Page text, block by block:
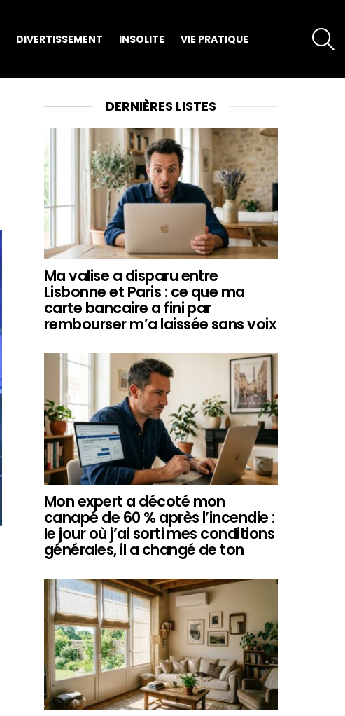
DIVERTISSEMENT INSOLITE VIE PRATIQUE
DERNIÈRES LISTES
Ma valise a disparu entre
Lisbonne et Paris : ce que ma
carte bancaire a fini par
rembourser m’a laissée sans voix
Mon expert a décoté mon
canapé de 60 % après l’incendie :
le jour où j’ai sorti mes conditions
générales, il a changé de ton